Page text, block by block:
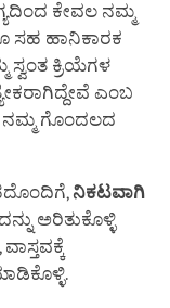
ಕೇವಲ ನಮ್ಮ
ಸಹ ಹಾನಿಕಾರಕ
ಕ್ರಿಯೆಗಳ
ಎಂಬ
ನಮ್ಮ ಗೊಂದಲದ
ನಿಕಟವಾಗಿ
ಅರಿತುಕೊಳ್ಳಿ